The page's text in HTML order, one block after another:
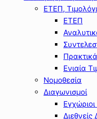
ΕΤΕΠ,
ΕΤΕΠ
Ενιαία
Νομοθεσία
Διαγωνισμοί